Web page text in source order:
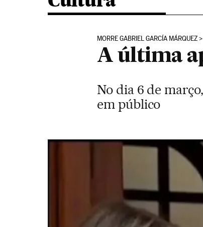
MORRE GABRIEL GARCÍA MÁRQUEZ
A última
No dia 6 de
em público